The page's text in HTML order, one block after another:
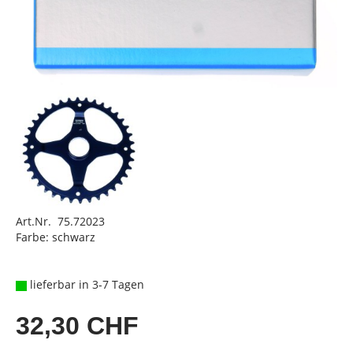
Art.Nr. 75.72023
Farbe: schwarz
lieferbar in 3-7 Tagen
32,30 CHF